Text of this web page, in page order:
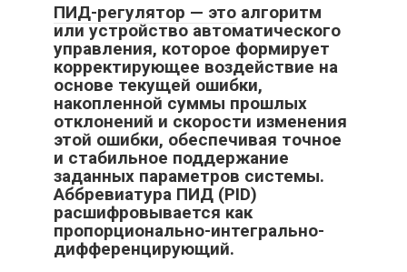
ПИД-регулятор — это алгоритм
или устройство автоматического
управления, которое формирует
корректирующее воздействие на
основе текущей ошибки,
накопленной суммы прошлых
отклонений и скорости изменения
этой ошибки, обеспечивая точное
и стабильное поддержание
заданных параметров системы.
Аббревиатура ПИД (PID)
расшифровывается как
пропорционально-интегрально-
дифференцирующий.